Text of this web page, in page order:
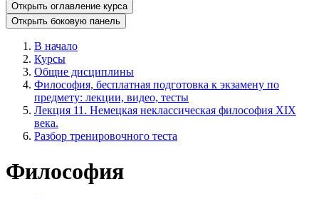
Открыть оглавление курса
Открыть боковую панель
В начало
Курсы
Общие дисциплины
Философия, бесплатная подготовка к экзамену по
предмету: лекции, видео, тесты
Лекция 11. Немецкая неклассическая философия XIX
века.
Разбор тренировочного теста
Философия